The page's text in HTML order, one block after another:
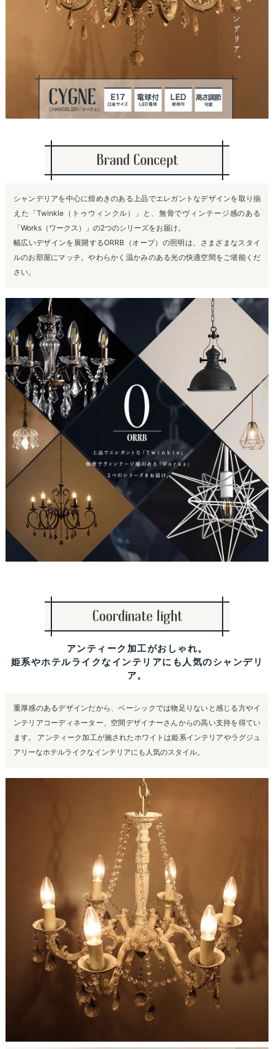
Brand Concept
シャンデリアを中心に煌めきのある上品でエレガントなデザインを取り揃
えた「Twinkle（トゥウィンクル）」と、無骨でヴィンテージ感のある
「Works（ワークス）」の2つのシリーズをお届け。
幅広いデザインを展開するORRB（オーブ）の照明は、さまざまなスタイ
ルのお部屋にマッチ。やわらかく温かみのある光の快適空間をご堪能くだ
さい。
Coordinate light
アンティーク加工がおしゃれ。
姫系やホテルライクなインテリアにも人気のシャンデリ
ア。
重厚感のあるデザインだから、ベーシックでは物足りないと感じる方やイ
ンテリアコーディネーター、空間デザイナーさんからの高い支持を得てい
ます。 アンティーク加工が施されたホワイトは姫系インテリアやラグジュ
アリーなホテルライクなインテリアにも人気のスタイル。